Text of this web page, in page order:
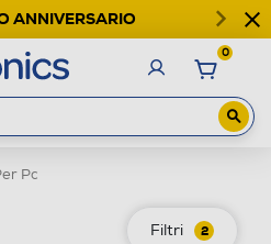
ANNIVERSARIO
0
Pc
Filtri 2